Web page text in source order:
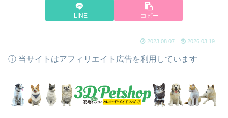
LINE コピー
2023.08.07 2026.03.19
ⓘ 当サイトはアフィリエイト広告を利用しています